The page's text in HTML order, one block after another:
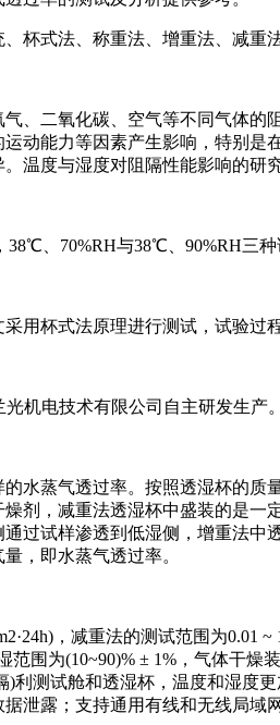
杯式法、称重法、增重法、减重
、二氧化碳、空气等不同气体
动能力等因素产生影响，特别
温度与湿度对阻隔性能影响的研
、70%RH与38℃、90%RH三种
杯式法原理进行测试，试验过
机电技术有限公司自主研发生产。
水蒸气透过率。按照透湿杯的
剂，减重法透湿杯中盛装的是
过试样渗透到低湿侧，增重法
，即水蒸气透过率。
，减重法的测试范围为0.01
围为(10~90)% ± 1%，气体干
测试舱和透湿杯，温度和湿度
泄露；支持通用有线和无线局域